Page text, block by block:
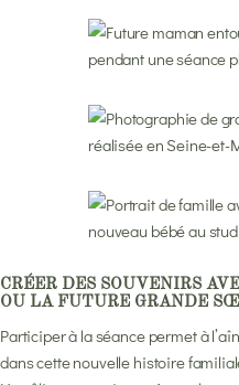
CRÉER DES SOUVENIRS
OU LA FUTURE GRANDE
Participer à la séance permet à
dans cette nouvelle histoire